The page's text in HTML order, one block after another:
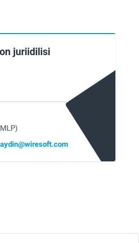
juriidilisi
aydin@wiresoft.com